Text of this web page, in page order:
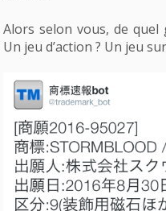
Alors selon vous, de quel
Un jeu d’action ? Un jeu